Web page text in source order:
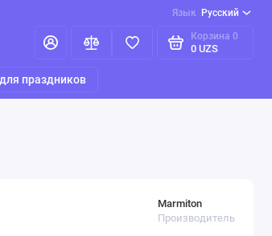
Язык Русский
Корзина 0
0 UZS
праздников
Marmiton
Производитель